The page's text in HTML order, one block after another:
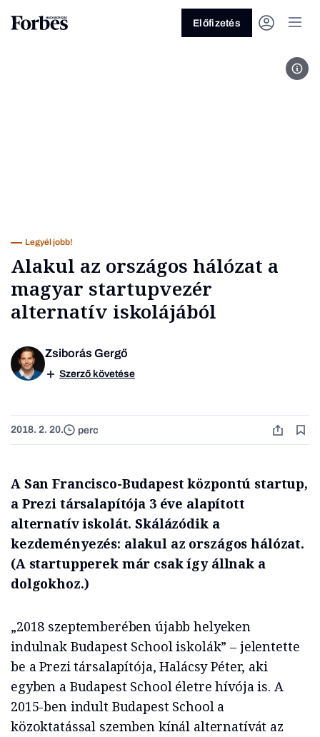
Üzlet
Előfizetés
Legyél jobb!
Alakul az országos hálózat a
magyar startupvezér
alternatív iskolájából
Zsiborás Gergő
Szerző követése
2018. 2. 20. perc
A San Francisco-Budapest központú startup,
a Prezi társalapítója 3 éve alapított
alternatív iskolát. Skálázódik a
kezdeményezés: alakul az országos hálózat.
(A startupperek már csak így állnak a
dolgokhoz.)
„2018 szeptemberében újabb helyeken
indulnak Budapest School iskolák” – jelentette
be a Prezi társalapítója, Halácsy Péter, aki
egyben a Budapest School életre hívója is. A
2015-ben indult Budapest School a
közoktatással szemben kínál alternatívát az